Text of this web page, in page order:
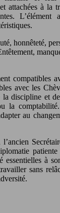
attachées à la
L’élément
honnêteté,
compatibles
avec les
discipline et
la
au
patiente
essentielles à
sans